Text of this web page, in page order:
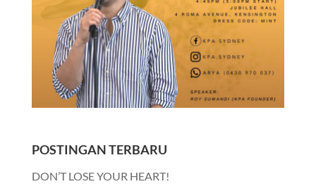
POSTINGAN TERBARU
DON’T LOSE YOUR HEART!